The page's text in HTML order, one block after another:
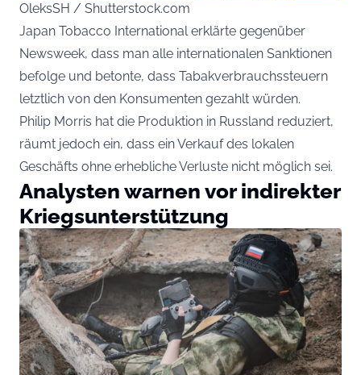
OleksSH / Shutterstock.com
Japan Tobacco International erklärte gegenüber
Newsweek, dass man alle internationalen Sanktionen
befolge und betonte, dass Tabakverbrauchssteuern
letztlich von den Konsumenten gezahlt würden.
Philip Morris hat die Produktion in Russland reduziert,
räumt jedoch ein, dass ein Verkauf des lokalen
Geschäfts ohne erhebliche Verluste nicht möglich sei.
Analysten warnen vor indirekter
Kriegsunterstützung